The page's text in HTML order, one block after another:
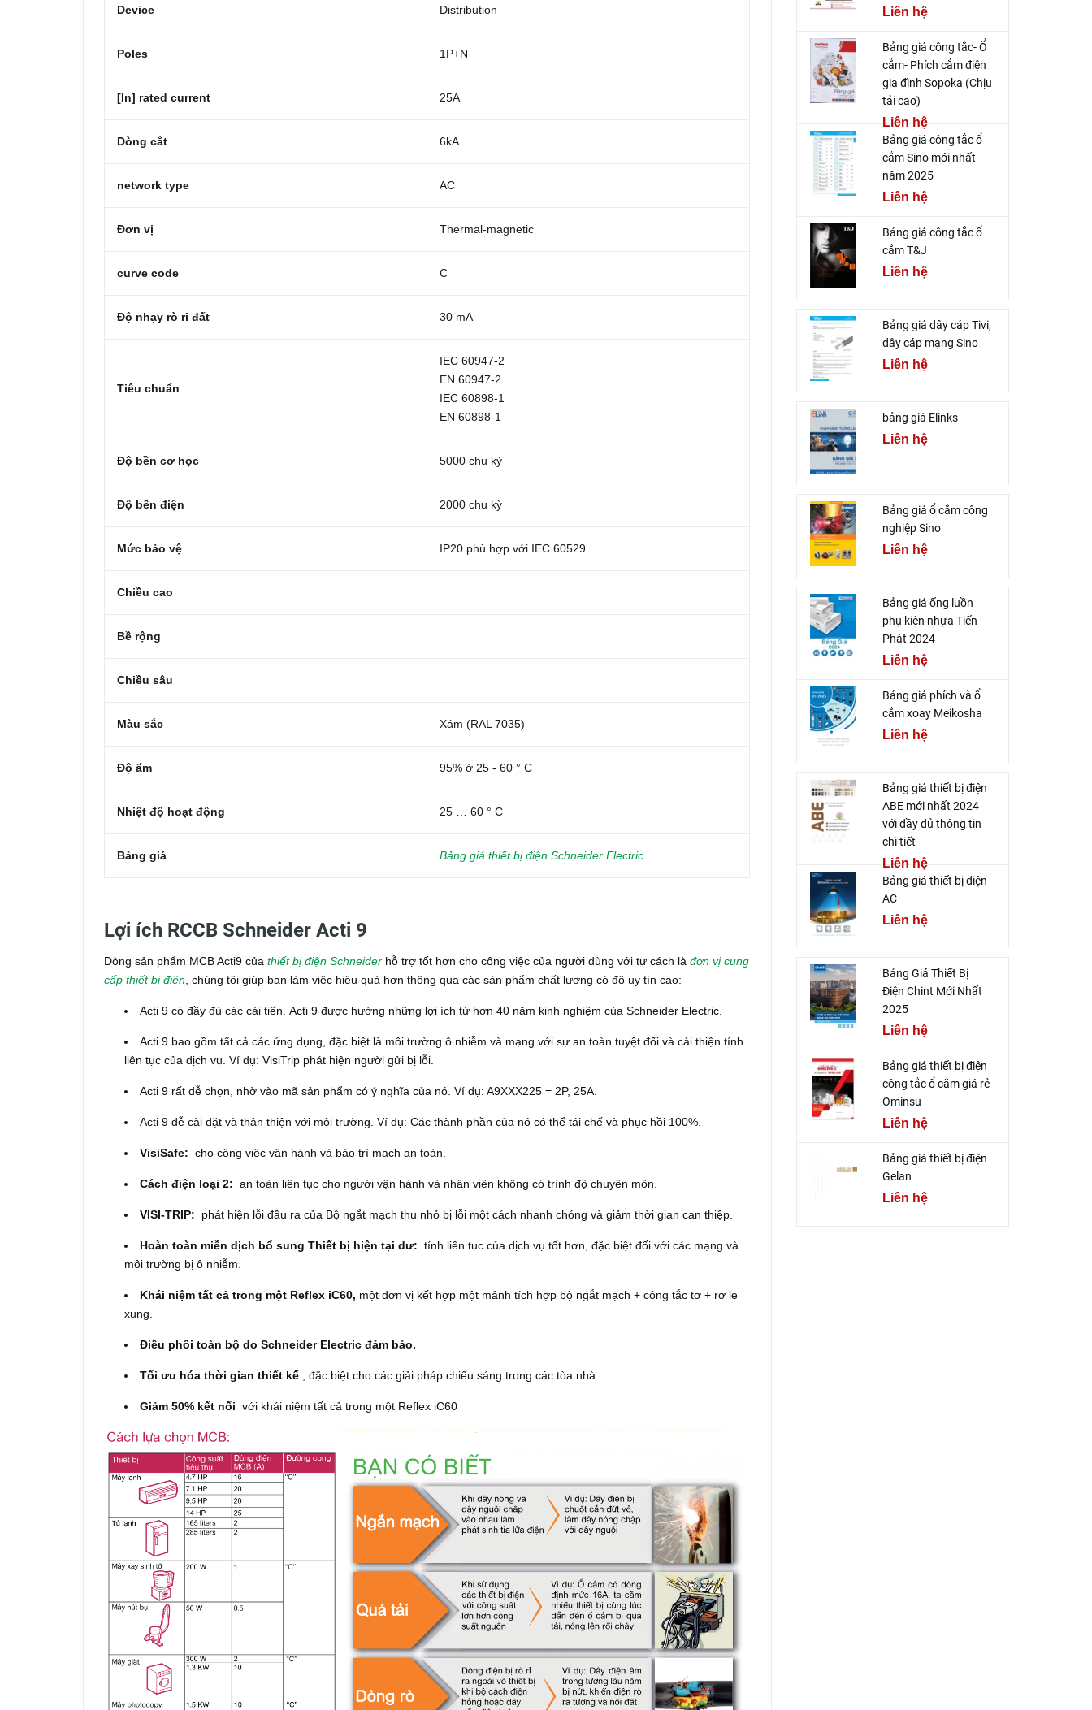
Device Distribution
Poles 1P+N
[In] rated current 25A
Dòng cắt 6kA
network type AC
Đơn vị Thermal-magnetic
curve code C
Độ nhạy rò rỉ đất 30 mA
Tiêu chuẩn
IEC 60947-2
EN 60947-2
IEC 60898-1
EN 60898-1
Độ bền cơ học 5000 chu kỳ
Độ bền điện 2000 chu kỳ
Mức bảo vệ IP20 phù hợp với IEC 60529
Chiều cao
Bề rộng
Chiều sâu
Màu sắc Xám (RAL 7035)
Độ ẩm 95% ở 25 - 60 ° C
Nhiệt độ hoạt động 25 … 60 ° C
Bảng giá Bảng giá thiết bị điện Schneider Electric
Lợi ích RCCB Schneider Acti 9
Dòng sản phẩm MCB Acti9 của thiết bị điện Schneider hỗ trợ tốt hơn cho công việc của người dùng với tư cách là đơn vị cung
cấp thiết bị điện , chúng tôi giúp bạn làm việc hiệu quả hơn thông qua các sản phẩm chất lượng có độ uy tín cao:
Acti 9 có đầy đủ các cải tiến. Acti 9 được hưởng những lợi ích từ hơn 40 năm kinh nghiệm của Schneider Electric.
Acti 9 bao gồm tất cả các ứng dụng, đặc biệt là môi trường ô nhiễm và mạng với sự an toàn tuyệt đối và cải thiện tính
liên tục của dịch vụ. Ví dụ: VisiTrip phát hiện người gửi bị lỗi.
Acti 9 rất dễ chọn, nhờ vào mã sản phẩm có ý nghĩa của nó. Ví dụ: A9XXX225 = 2P, 25A.
Acti 9 dễ cài đặt và thân thiện với môi trường. Ví dụ: Các thành phần của nó có thể tái chế và phục hồi 100%.
VisiSafe: cho công việc vận hành và bảo trì mạch an toàn.
Cách điện loại 2: an toàn liên tục cho người vận hành và nhân viên không có trình độ chuyên môn.
VISI-TRIP: phát hiện lỗi đầu ra của Bộ ngắt mạch thu nhỏ bị lỗi một cách nhanh chóng và giảm thời gian can thiệp.
Hoàn toàn miễn dịch bổ sung Thiết bị hiện tại dư: tính liên tục của dịch vụ tốt hơn, đặc biệt đối với các mạng và
môi trường bị ô nhiễm.
Khái niệm tất cả trong một Reflex iC60, một đơn vị kết hợp một mảnh tích hợp bộ ngắt mạch + công tắc tơ + rơ le
xung.
Điều phối toàn bộ do Schneider Electric đảm bảo.
Tối ưu hóa thời gian thiết kế , đặc biệt cho các giải pháp chiếu sáng trong các tòa nhà.
Giảm 50% kết nối với khái niệm tất cả trong một Reflex iC60
Liên hệ
Bảng giá công tắc- Ổ
cắm- Phích cắm điện
gia đình Sopoka (Chịu
tải cao)
Liên hệ
Bảng giá công tắc ổ
cắm Sino mới nhất
năm 2025
Liên hệ
Bảng giá công tắc ổ
cắm T&J
Liên hệ
Bảng giá dây cáp Tivi,
dây cáp mạng Sino
Liên hệ
bảng giá Elinks
Liên hệ
Bảng giá ổ cắm công
nghiệp Sino
Liên hệ
Bảng giá ống luồn
phụ kiện nhựa Tiến
Phát 2024
Liên hệ
Bảng giá phích và ổ
cắm xoay Meikosha
Liên hệ
Bảng giá thiết bị điện
ABE mới nhất 2024
với đầy đủ thông tin
chi tiết
Liên hệ
Bảng giá thiết bị điện
AC
Liên hệ
Bảng Giá Thiết Bị
Điện Chint Mới Nhất
2025
Liên hệ
Bảng giá thiết bị điện
công tắc ổ cắm giá rẻ
Ominsu
Liên hệ
Bảng giá thiết bị điện
Gelan
Liên hệ